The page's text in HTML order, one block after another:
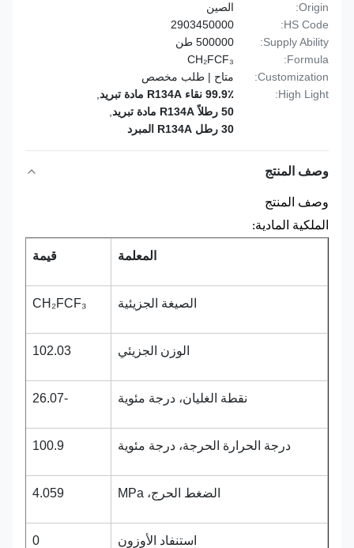
Origin:
الصين
HS Code:
2903450000
Supply Ability:
500000 طن
Formula:
CH₂FCF₃
Customization:
متاح | طلب مخصص
High Light:
99.9٪ نقاء R134A مادة تبريد
وصف المنتج
وصف المنتج
الملكية المادية:
المعلمة
الصيغة الجزيئية CH₂FCF₃
الوزن الجزيئي 102.03
نقطة الغليان، درجة مئوية
درجة الحرارة الحرجة، درجة مئوية 100.9
الضغط الحرج، MPa 4.059
استنفاد الأوزون